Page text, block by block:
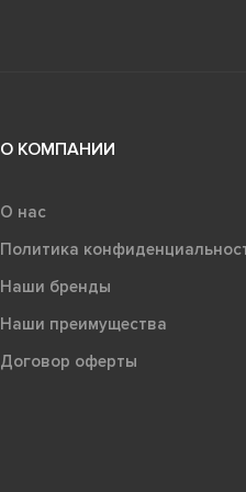
О КОМПАНИИ
О нас
Политика
Наши бренды
Наши преимущества
Договор оферты